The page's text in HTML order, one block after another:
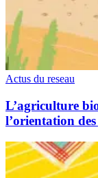
Actus du reseau
L’agriculture
l’orientation
FESTIVAL
ALIMENTERRE
2025